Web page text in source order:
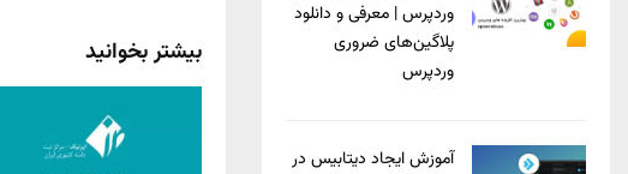
بیشتر بخوانید
وردپرس | معرفی و دانلود
پلاگین‌های ضروری
وردپرس
آموزش ایجاد دیتابیس در